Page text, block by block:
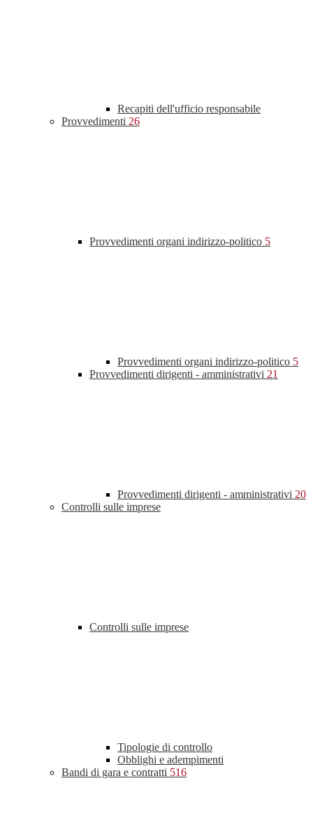
Recapiti dell'ufficio responsabile
Provvedimenti 26
Provvedimenti organi indirizzo-politico 5
Provvedimenti organi indirizzo-politico 5
Provvedimenti dirigenti - amministrativi 21
Provvedimenti dirigenti - amministrativi 20
Controlli sulle imprese
Controlli sulle imprese
Tipologie di controllo
Obblighi e adempimenti
Bandi di gara e contratti 516